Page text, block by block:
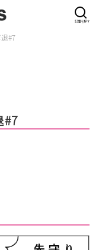
#7
#7